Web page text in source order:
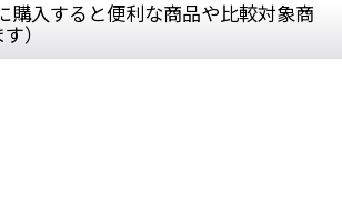
購入すると便利な商品や比較対象商
）